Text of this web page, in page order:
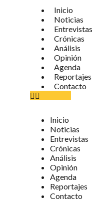
Inicio
Noticias
Entrevistas
Crónicas
Análisis
Opinión
Agenda
Reportajes
Contacto
Inicio
Noticias
Entrevistas
Crónicas
Análisis
Opinión
Agenda
Reportajes
Contacto